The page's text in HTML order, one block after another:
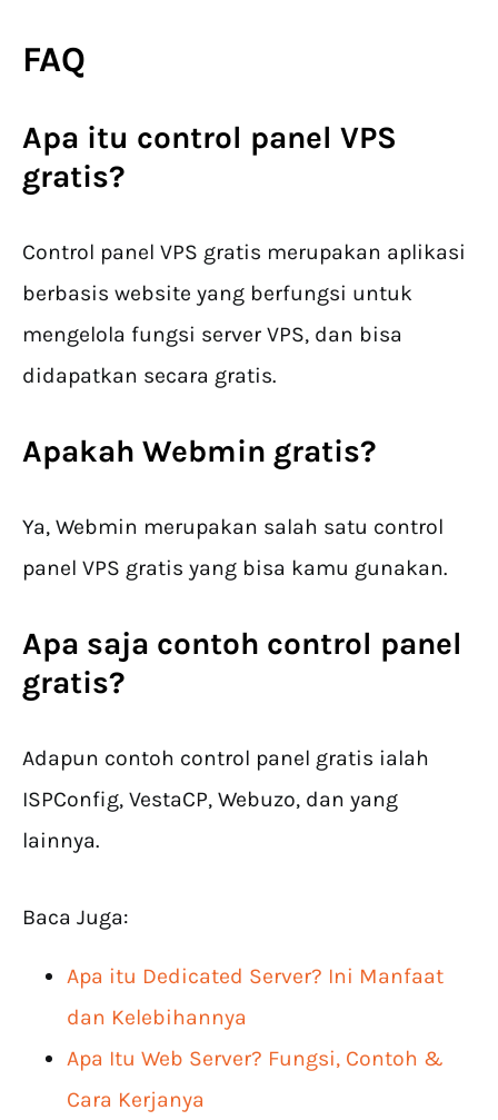
FAQ
Apa itu control panel VPS
gratis?
Control panel VPS gratis merupakan aplikasi
berbasis website yang berfungsi untuk
mengelola fungsi server VPS, dan bisa
didapatkan secara gratis.
Apakah Webmin gratis?
Ya, Webmin merupakan salah satu control
panel VPS gratis yang bisa kamu gunakan.
Apa saja contoh control panel
gratis?
Adapun contoh control panel gratis ialah
ISPConfig, VestaCP, Webuzo, dan yang
lainnya.
Baca Juga:
Apa itu Dedicated Server? Ini Manfaat
dan Kelebihannya
Apa Itu Web Server? Fungsi, Contoh &
Cara Kerjanya